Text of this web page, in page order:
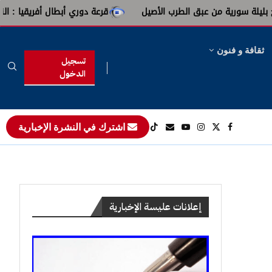
عبق الطرب الأصيل قرعة دوري أبطال أفريقيا : النادي
ثقافة و فنون
تسجيل
الدخول
اشترك في النشرة الإخبارية
إعلانات عليسة الإخبارية